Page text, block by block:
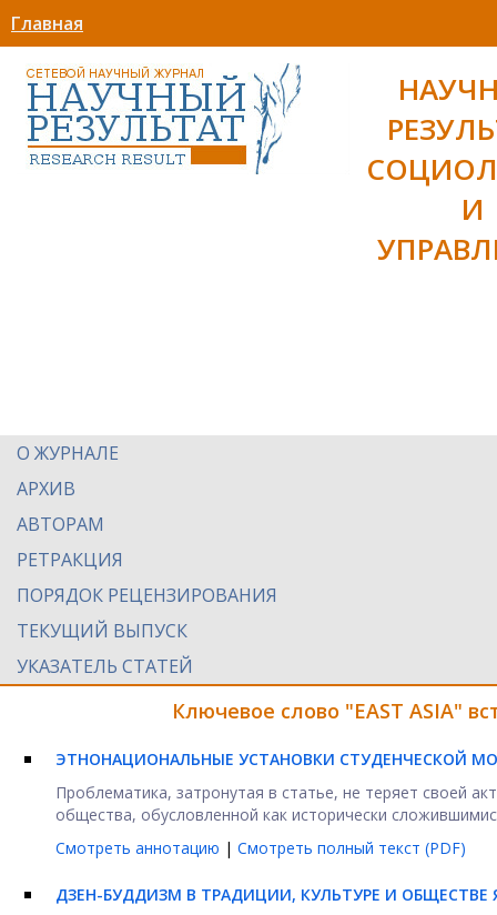
Главная
И
О ЖУРНАЛЕ
АРХИВ
АВТОРАМ
РЕТРАКЦИЯ
ПОРЯДОК РЕЦЕНЗИРОВАНИЯ
ТЕКУЩИЙ ВЫПУСК
УКАЗАТЕЛЬ СТАТЕЙ
Ключевое слово "EAST ASIA"
ЭТНОНАЦИОНАЛЬНЫЕ УСТАНОВКИ СТУДЕНЧЕСКОЙ
Проблематика, затронутая в статье, не теряет своей
общества, обусловленной как исторически
Смотреть аннотацию | Смотреть полный текст (PDF)
ДЗЕН-БУДДИЗМ В ТРАДИЦИИ, КУЛЬТУРЕ И ОБЩЕСТВЕ